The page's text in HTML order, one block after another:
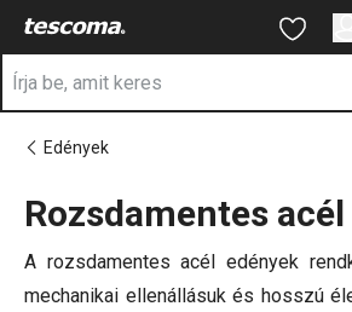
A Rozsdamentes acél fazekak oldalon
Ugrás a fő
Ugrás a
Ugrás a
Edények
Rozsdamentes
A rozsdamentes acél edények
mechanikai ellenállásuk és hosszú